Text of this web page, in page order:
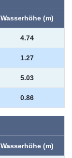
Wasserhöhe (m)
4.74
1.27
5.03
0.86
Wasserhöhe (m)